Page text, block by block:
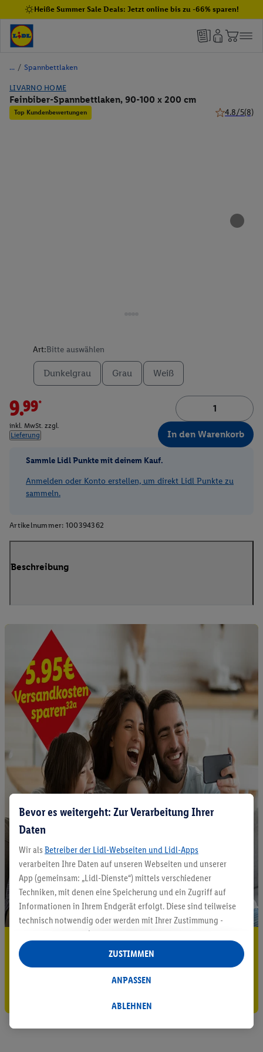
Heiße Summer Sale Deals: Jetzt online bis zu -66% sparen!
/ Spannbettlaken
LIVARNO HOME
Feinbiber-Spannbettlaken, 90-100 x 200 cm
Top Kundenbewertungen 4.8/5(8)
Art:Bitte auswählen
Dunkelgrau Grau Weiß
9.99*
inkl. MwSt. zzgl.
Lieferung
In den Warenkorb
Sammle Lidl Punkte mit deinem Kauf.
Anmelden oder Konto erstellen, um direkt Lidl Punkte zu
sammeln.
Artikelnummer: 100394362
Beschreibung
5.95 € Versand sparen³²ᵃ
Bevor es weitergeht: Zur Verarbeitung Ihrer
Daten
Wir als Betreiber der Lidl-Webseiten und Lidl-Apps
verarbeiten Ihre Daten auf unseren Webseiten und unserer
App (gemeinsam: „Lidl-Dienste“) mittels verschiedener
Techniken, mit denen eine Speicherung und ein Zugriff auf
Informationen in Ihrem Endgerät erfolgt. Diese sind teilweise
technisch notwendig oder werden mit Ihrer Zustimmung -
auch durch Partner (u.a.
Verantwortliche; im Zusammenhang mit dem IAB TCF
insgesamt
Statistik-Erstellung oder für personalisierte Werbung
Datenverarbeitungen für personalisierte Werbung werden
ABLEHNEN
ANPASSEN
ZUSTIMMEN